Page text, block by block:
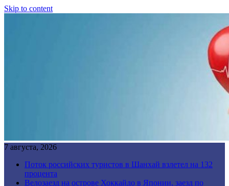
Skip to content
7 августа, 2026
Поток российских туристов в Шанхай взлетел на 132
процента
Велозаезд на острове Хоккайдо в Японии, заезд по